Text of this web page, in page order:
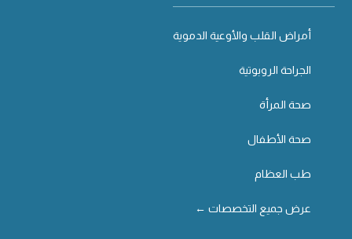
أمراض القلب والأوعية الدموية
الجراحة الروبوتية
صحة المرأة
صحة الأطفال
طب العظام
عرض جميع التخصصات ←